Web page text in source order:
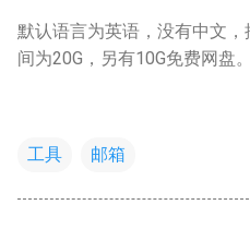
默认语言为英语，没有中文
间为20G，另有10G免费网盘。
工具 邮箱